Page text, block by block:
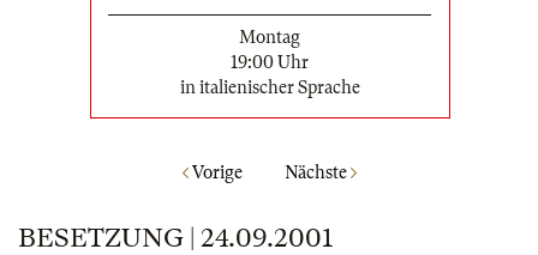
Montag
19:00 Uhr
in italienischer Sprache
Vorige Nächste
BESETZUNG | 24.09.2001